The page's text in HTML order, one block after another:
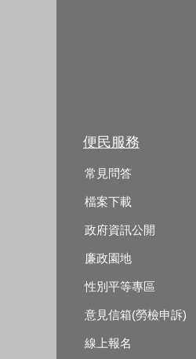
便民服務
常見問答
檔案下載
政府資訊公開
廉政園地
性別平等專區
意見信箱(勞檢申訴)
線上報名